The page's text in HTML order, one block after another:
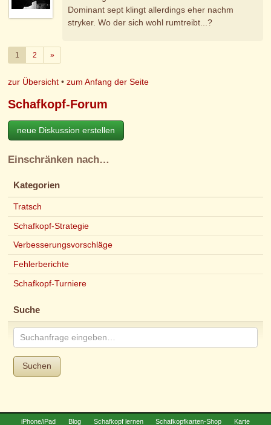
Dominant sept klingt allerdings eher nachm
stryker. Wo der sich wohl rumtreibt...?
1 2 »Weiter
zur Übersicht •zum Anfang der Seite
Schafkopf-Forum
neue Diskussion erstellen
Einschränken nach…
Kategorien
Tratsch
Schafkopf-Strategie
Verbesserungsvorschläge
Fehlerberichte
Schafkopf-Turniere
Suche
Suchen
iPhone/iPad Blog Schafkopf lernen Schafkopfkarten-Shop Karte